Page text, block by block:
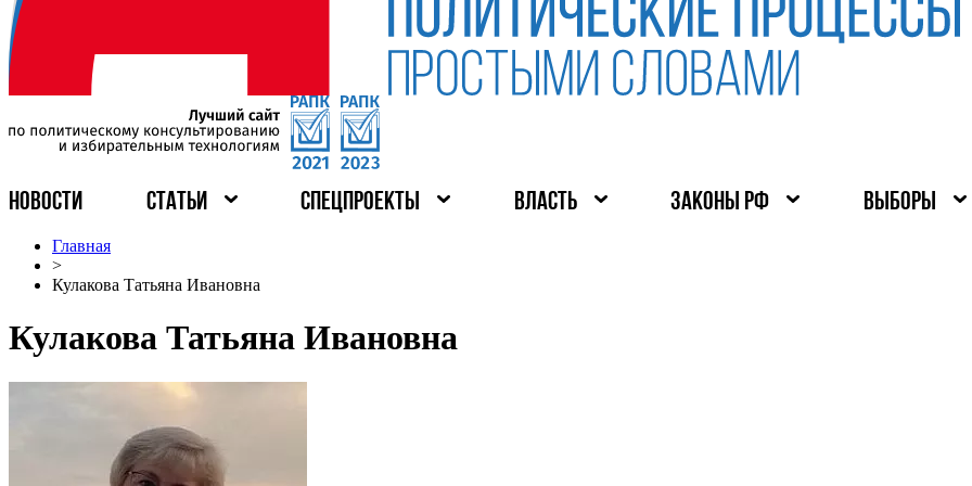
НОВОСТИ СТАТЬИ СПЕЦПРОЕКТЫ ВЛАСТЬ ЗАКОНЫ РФ ВЫБОРЫ
Главная
>
Кулакова Татьяна Ивановна
Кулакова Татьяна Ивановна